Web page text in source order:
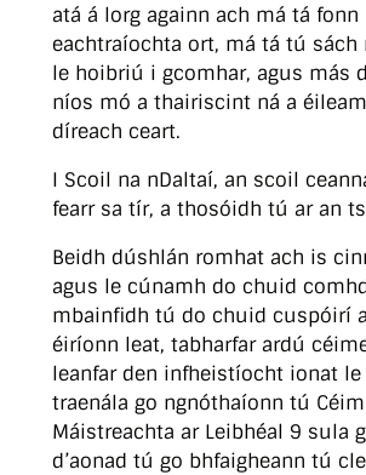
atá á lorg againn ach má tá fonn
eachtraíochta ort, má tá tú sách
le hoibriú i gcomhar, agus más
níos mó a thairiscint ná a
díreach ceart.
I Scoil na nDaltaí, an scoil
fearr sa tír, a thosóidh tú ar an
Beidh dúshlán romhat ach is
agus le cúnamh do chuid
mbainfidh tú do chuid cuspóirí
éiríonn leat, tabharfar ardú
leanfar den infheistíocht ionat le
traenála go ngnóthaíonn tú Céim
Máistreachta ar Leibhéal 9 sula
d’aonad tú go bhfaigheann tú